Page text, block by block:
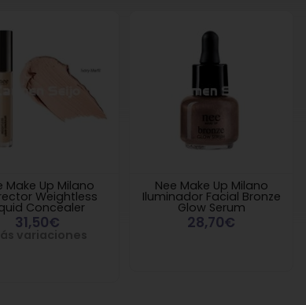
Make Up Milano
Weightless
Concealer
31,50€
Nee Make Up Milano
Iluminador Facial Bronze
Glow Serum
28,70€